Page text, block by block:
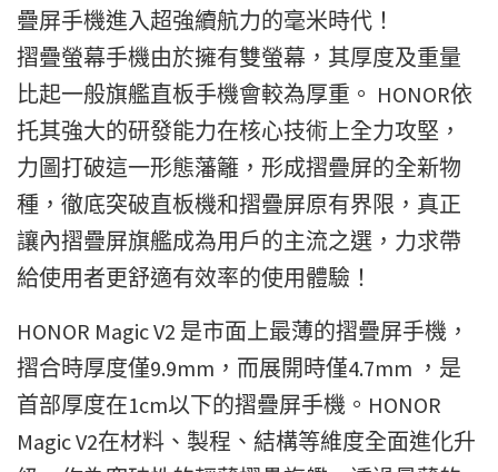
疊屏手機進入超強續航力的毫米時代！
摺疊螢幕手機由於擁有雙螢幕，其厚度及重量
比起一般旗艦直板手機會較為厚重。 HONOR依
托其強大的研發能力在核心技術上全力攻堅，
力圖打破這一形態藩籬，形成摺疊屏的全新物
種，徹底突破直板機和摺疊屏原有界限，真正
讓內摺疊屏旗艦成為用戶的主流之選，力求帶
給使用者更舒適有效率的使用體驗！
HONOR Magic V2 是市面上最薄的摺疊屏手機，
摺合時厚度僅9.9mm，而展開時僅4.7mm ，是
首部厚度在1cm以下的摺疊屏手機。HONOR
Magic V2在材料、製程、結構等維度全面進化升